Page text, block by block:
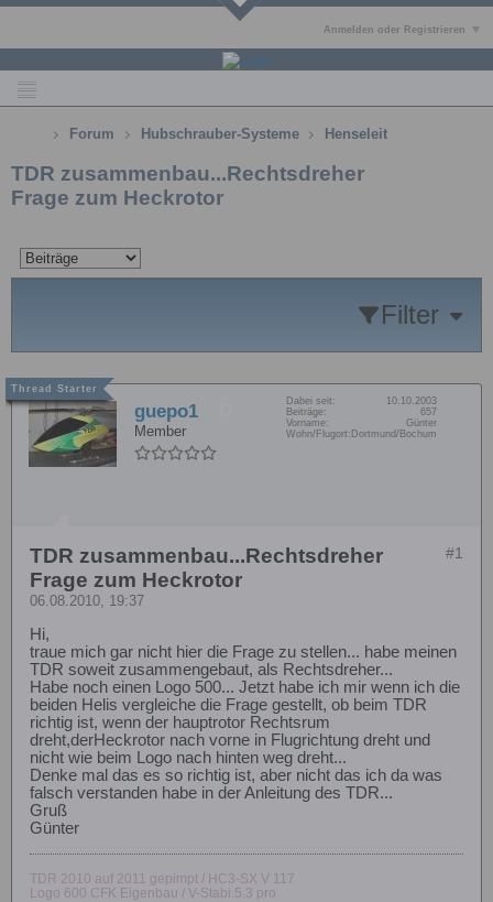
Anmelden oder Registrieren
Forum Hubschrauber-Systeme Henseleit
TDR zusammenbau...Rechtsdreher
Frage zum Heckrotor
Filter
guepo1
Member
Dabei seit:
10.10.2003
Beiträge:
657
Vorname:
Günter
Wohn/Flugort: Dortmund/Bochum
#1
TDR zusammenbau...Rechtsdreher
Frage zum Heckrotor
06.08.2010, 19:37
Hi,
traue mich gar nicht hier die Frage zu stellen... habe meinen
TDR soweit zusammengebaut, als Rechtsdreher...
Habe noch einen Logo 500... Jetzt habe ich mir wenn ich die
beiden Helis vergleiche die Frage gestellt, ob beim TDR
richtig ist, wenn der hauptrotor Rechtsrum
dreht,derHeckrotor nach vorne in Flugrichtung dreht und
nicht wie beim Logo nach hinten weg dreht...
Denke mal das es so richtig ist, aber nicht das ich da was
falsch verstanden habe in der Anleitung des TDR...
Gruß
Günter
TDR 2010 auf 2011 gepimpt / HC3-SX V 117
Logo 600 CFK Eigenbau / V-Stabi.5.3 pro